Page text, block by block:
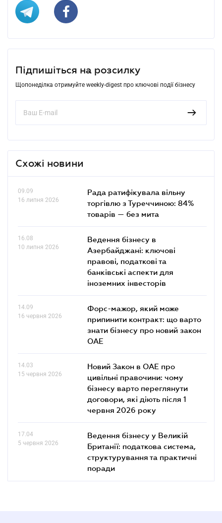
Підпишіться на розсилку
Щопонеділка отримуйте weekly-digest про ключові події бізнесу
Схожі новини
09.09
16 липня 2026
Рада ратифікувала вільну
торгівлю з Туреччиною: 84%
товарів — без мита
16.08
10 липня 2026
Ведення бізнесу в
Азербайджані: ключові
правові, податкові та
банківські аcпекти для
іноземних інвесторів
14.09
16 червня 2026
Форс-мажор, який може
припинити контракт: що варто
знати бізнесу про новий закон
ОАЕ
14.03
15 червня 2026
Новий Закон в ОАЕ про
цивільні правочини: чому
бізнесу варто переглянути
договори, які діють після 1
червня 2026 року
17.04
5 червня 2026
Ведення бізнесу у Великій
Британії: податкова система,
структурування та практичні
поради